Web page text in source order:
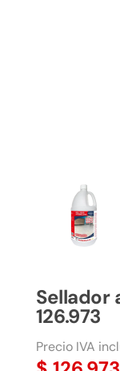
Sellador
126.973
Precio IVA